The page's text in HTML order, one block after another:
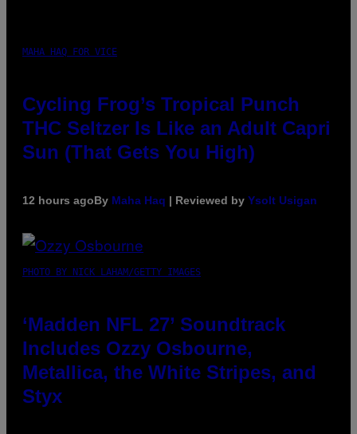
MAHA HAQ FOR VICE
Cycling Frog’s Tropical Punch
THC Seltzer Is Like an Adult Capri
Sun (That Gets You High)
12 hours agoBy Maha Haq | Reviewed by Ysolt Usigan
PHOTO BY NICK LAHAM/GETTY IMAGES
‘Madden NFL 27’ Soundtrack
Includes Ozzy Osbourne,
Metallica, the White Stripes, and
Styx